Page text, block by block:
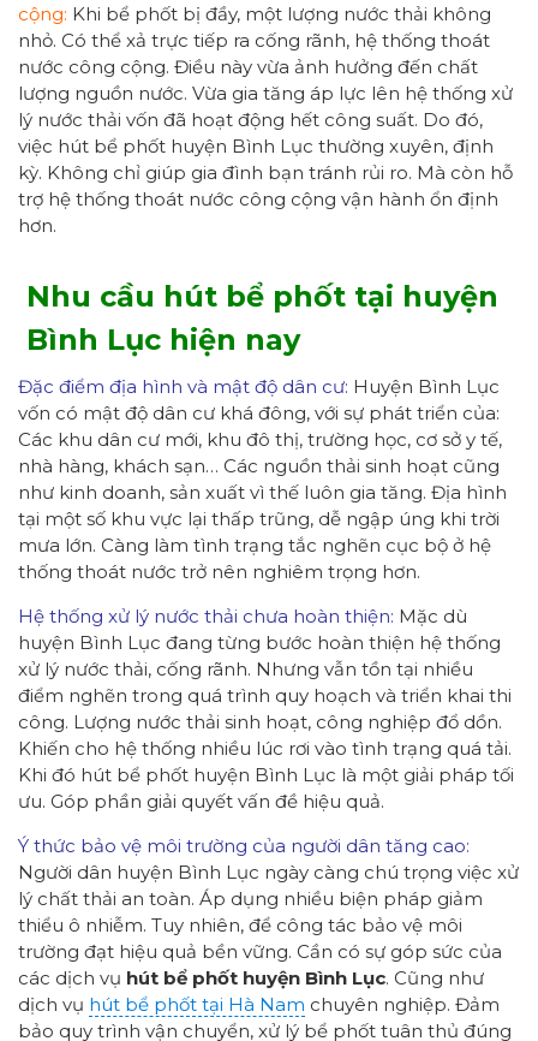
cộng: Khi bể phốt bị đầy, một lượng nước thải không
nhỏ. Có thể xả trực tiếp ra cống rãnh, hệ thống thoát
nước công cộng. Điều này vừa ảnh hưởng đến chất
lượng nguồn nước. Vừa gia tăng áp lực lên hệ thống xử
lý nước thải vốn đã hoạt động hết công suất. Do đó,
việc hút bể phốt huyện Bình Lục thường xuyên, định
kỳ. Không chỉ giúp gia đình bạn tránh rủi ro. Mà còn hỗ
trợ hệ thống thoát nước công cộng vận hành ổn định
hơn.
Nhu cầu hút bể phốt tại huyện
Bình Lục hiện nay
Đặc điểm địa hình và mật độ dân cư: Huyện Bình Lục
vốn có mật độ dân cư khá đông, với sự phát triển của:
Các khu dân cư mới, khu đô thị, trường học, cơ sở y tế,
nhà hàng, khách sạn… Các nguồn thải sinh hoạt cũng
như kinh doanh, sản xuất vì thế luôn gia tăng. Địa hình
tại một số khu vực lại thấp trũng, dễ ngập úng khi trời
mưa lớn. Càng làm tình trạng tắc nghẽn cục bộ ở hệ
thống thoát nước trở nên nghiêm trọng hơn.
Hệ thống xử lý nước thải chưa hoàn thiện: Mặc dù
huyện Bình Lục đang từng bước hoàn thiện hệ thống
xử lý nước thải, cống rãnh. Nhưng vẫn tồn tại nhiều
điểm nghẽn trong quá trình quy hoạch và triển khai thi
công. Lượng nước thải sinh hoạt, công nghiệp đổ dồn.
Khiến cho hệ thống nhiều lúc rơi vào tình trạng quá tải.
Khi đó hút bể phốt huyện Bình Lục là một giải pháp tối
ưu. Góp phần giải quyết vấn đề hiệu quả.
Ý thức bảo vệ môi trường của người dân tăng cao:
Người dân huyện Bình Lục ngày càng chú trọng việc xử
lý chất thải an toàn. Áp dụng nhiều biện pháp giảm
thiểu ô nhiễm. Tuy nhiên, để công tác bảo vệ môi
trường đạt hiệu quả bền vững. Cần có sự góp sức của
các dịch vụ hút bể phốt huyện Bình Lục. Cũng như
dịch vụ hút bể phốt tại Hà Nam chuyên nghiệp. Đảm
bảo quy trình vận chuyển, xử lý bể phốt tuân thủ đúng